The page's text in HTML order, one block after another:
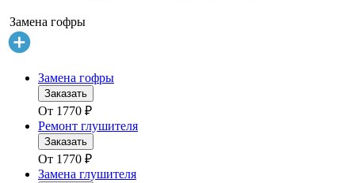
Замена гофры
Замена гофры
Заказать
От 1770 ₽
Ремонт глушителя
Заказать
От 1770 ₽
Замена глушителя